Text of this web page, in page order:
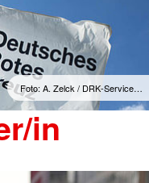
Foto: A. Zelck / DRK-Service…
in